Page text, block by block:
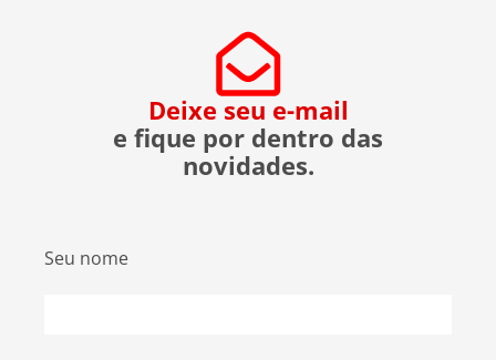
Deixe seu e-mail
e fique por dentro das
novidades.
Seu nome